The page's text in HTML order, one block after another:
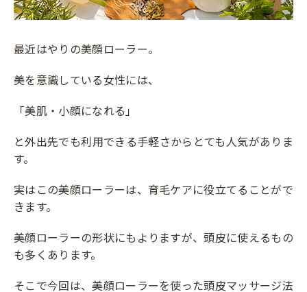
最近はやりの美顔ローラー。
美を意識している女性には、
「美肌・小顔になれる」
と外出先でも利用できる手軽さからとても人気がありま
す。
実はこの美顔ローラーは、育毛ケアに役立てることがで
きます。
美顔ローラーの形状にもよりますが、頭皮に使えるもの
も多くあります。
そこで今回は、美顔ローラーを使った頭皮マッサージ法